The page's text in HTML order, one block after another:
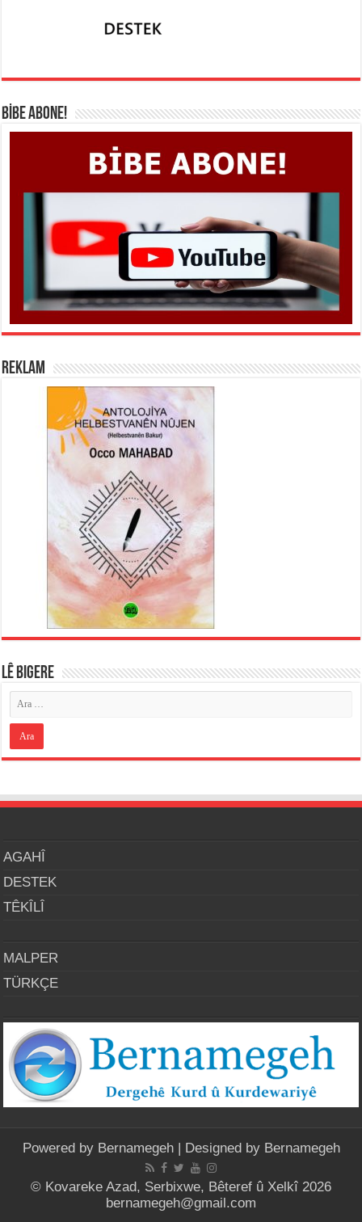
BİBE ABONE!
REKLAM
LÊ BIGERE
AGAHÎ
DESTEK
TÊKÎLÎ
MALPER
TÜRKÇE
Powered by Bernamegeh| Designed by Bernamegeh
© Kovareke Azad, Serbixwe, Bêteref û Xelkî 2026
bernamegeh@gmail.com